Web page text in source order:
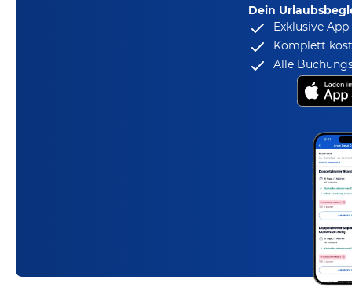
Dein
Exklusive
Komplett
Alle